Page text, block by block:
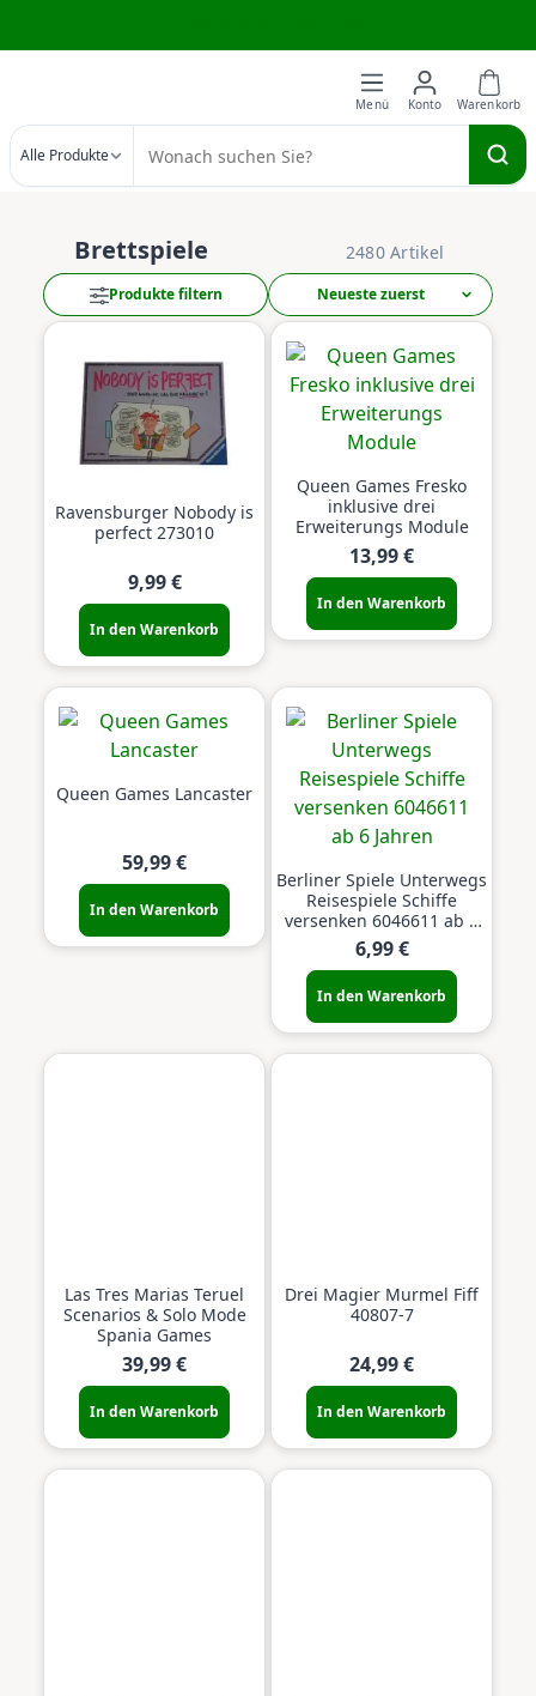
Alle Produkte
Brettspiele 2480 Artikel
Produkte filtern
Ravensburger Nobody is
perfect 273010
9,99 €
In den Warenkorb
Queen Games Fresko
inklusive drei
Erweiterungs Module
13,99 €
In den Warenkorb
Queen Games Lancaster
59,99 €
In den Warenkorb
Berliner Spiele Unterwegs
Reisespiele Schiffe
versenken 6046611 ab 6
Jahren
6,99 €
In den Warenkorb
Las Tres Marias Teruel
Scenarios & Solo Mode
Spania Games
39,99 €
In den Warenkorb
Drei Magier Murmel Fiff
40807-7
24,99 €
In den Warenkorb